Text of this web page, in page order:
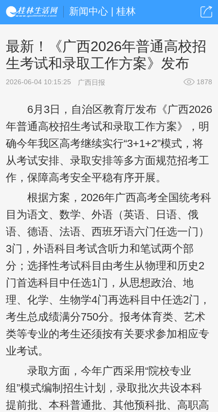
新闻中心 | 桂林
最新！《广西2026年普通高校招
生考试和录取工作方案》发布
2026-06-04 10:15:25 广西日报 1878
6月3日，自治区教育厅发布《广西2026
年普通高校招生考试和录取工作方案》，明
确今年我区高考继续实行“3+1+2”模式，将
从考试安排、录取安排等多方面规范招考工
作，保障高考安全平稳有序开展。
根据方案，2026年广西高考全国统考科
目为语文、数学、外语（英语、日语、俄
语、德语、法语、西班牙语六门任选一门）
3门，外语科目考试含听力和笔试两个部
分；选择性考试科目由考生从物理和历史2
门首选科目中任选1门，从思想政治、地
理、化学、生物学4门再选科目中任选2门，
考生总成绩满分750分。报考体育类、艺术
类等专业的考生还须按有关要求参加相应专
业考试。
录取方面，今年广西采用“院校专业
组”模式编制招生计划，录取批次共设本科
提前批、本科普通批、其他预科批、高职高